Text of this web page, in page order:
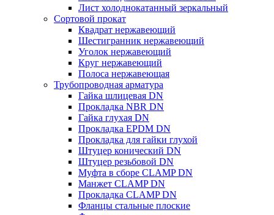
Лист холоднокатанный зеркальный
Сортовой прокат
Квадрат нержавеющий
Шестигранник нержавеющий
Уголок нержавеющий
Круг нержавеющий
Полоса нержавеющая
Трубопроводная арматура
Гайка шлицевая DN
Прокладка NBR DN
Гайка глухая DN
Прокладка EPDM DN
Прокладка для гайки глухой
Штуцер конический DN
Штуцер резьбовой DN
Муфта в сборе CLAMP DN
Манжет CLAMP DN
Прокладка CLAMP DN
Фланцы стальные плоские